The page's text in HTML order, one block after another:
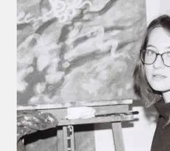
Gruppenausstellungen
2025 The Presented
Moritzplatz, Berlin
2025 Mythen-Bilder.
Refugiums,
2024 NI versus AI,